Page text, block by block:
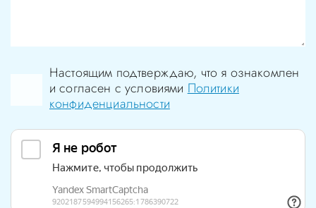
Настоящим подтверждаю, что я ознакомлен
и согласен с условиямиПолитики
конфиденциальности